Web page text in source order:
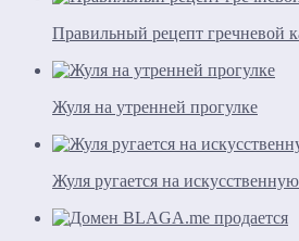
Правильный рецепт гречневой
Жуля на утренней прогулке
Жуля ругается на